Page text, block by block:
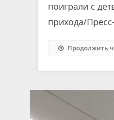
поиграли с
прихода/
Продолжить